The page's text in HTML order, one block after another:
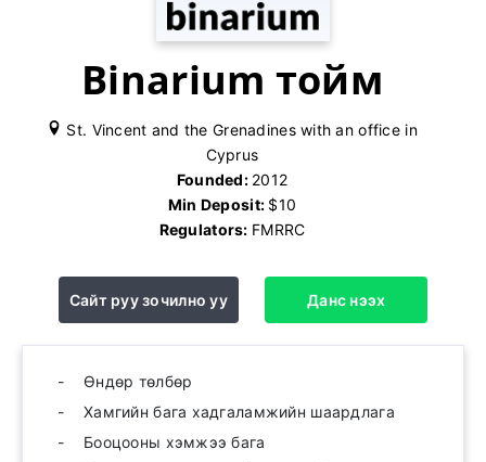
Binarium тойм
St. Vincent and the Grenadines with an office in
Cyprus
Founded: 2012
Min Deposit: $10
Regulators: FMRRC
Сайт руу зочилно уу Данс нээх
Өндөр төлбөр
Хамгийн бага хадгаламжийн шаардлага
Бооцооны хэмжээ бага